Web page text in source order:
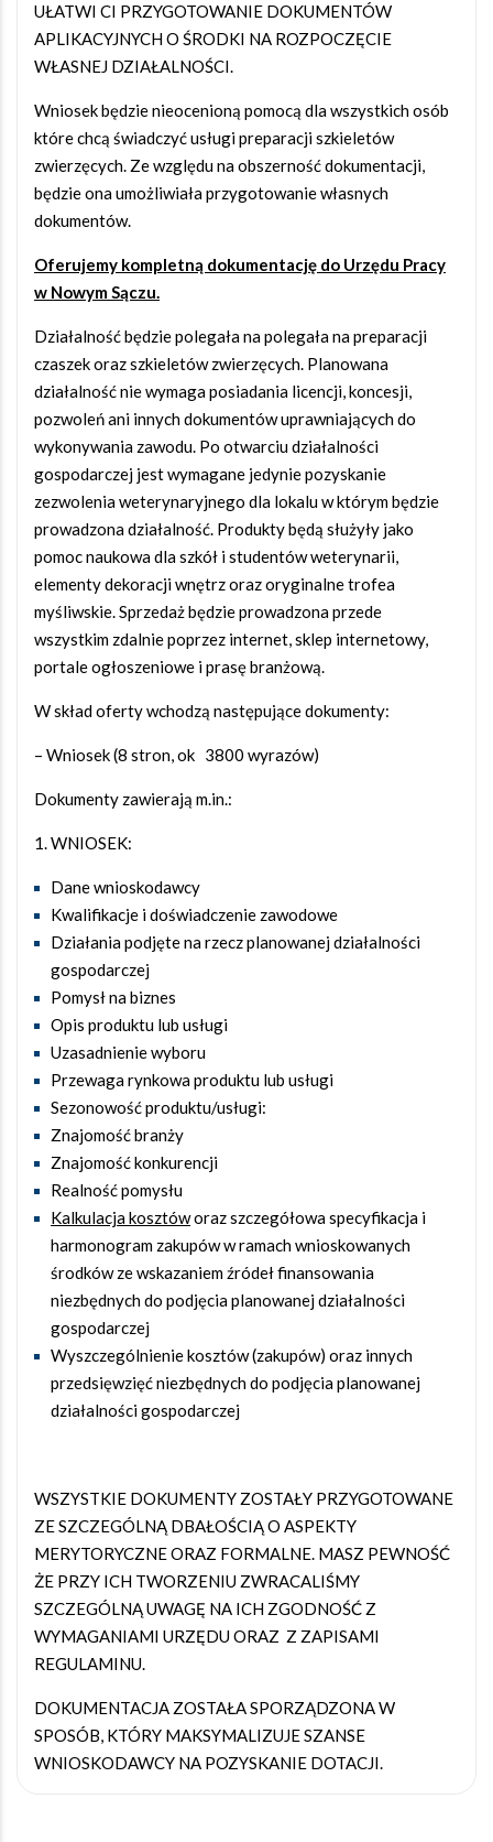
UŁATWI CI PRZYGOTOWANIE DOKUMENTÓW
APLIKACYJNYCH O ŚRODKI NA ROZPOCZĘCIE
WŁASNEJ DZIAŁALNOŚCI.
Wniosek będzie nieocenioną pomocą dla wszystkich osób
które chcą świadczyć usługi preparacji szkieletów
zwierzęcych. Ze względu na obszerność dokumentacji,
będzie ona umożliwiała przygotowanie własnych
dokumentów.
Oferujemy kompletną dokumentację do Urzędu Pracy
w Nowym Sączu.
Działalność będzie polegała na polegała na preparacji
czaszek oraz szkieletów zwierzęcych. Planowana
działalność nie wymaga posiadania licencji, koncesji,
pozwoleń ani innych dokumentów uprawniających do
wykonywania zawodu. Po otwarciu działalności
gospodarczej jest wymagane jedynie pozyskanie
zezwolenia weterynaryjnego dla lokalu w którym będzie
prowadzona działalność. Produkty będą służyły jako
pomoc naukowa dla szkół i studentów weterynarii,
elementy dekoracji wnętrz oraz oryginalne trofea
myśliwskie. Sprzedaż będzie prowadzona przede
wszystkim zdalnie poprzez internet, sklep internetowy,
portale ogłoszeniowe i prasę branżową.
W skład oferty wchodzą następujące dokumenty:
– Wniosek (8 stron, ok 3800 wyrazów)
Dokumenty zawierają m.in.:
WNIOSEK:
Dane wnioskodawcy
Kwalifikacje i doświadczenie zawodowe
Działania podjęte na rzecz planowanej działalności
gospodarczej
Pomysł na biznes
Opis produktu lub usługi
Uzasadnienie wyboru
Przewaga rynkowa produktu lub usługi
Sezonowość produktu/usługi:
Znajomość branży
Znajomość konkurencji
Realność pomysłu
Kalkulacja kosztóworaz szczegółowa specyfikacja i
harmonogram zakupów w ramach wnioskowanych
środków ze wskazaniem źródeł finansowania
niezbędnych do podjęcia planowanej działalności
gospodarczej
Wyszczególnienie kosztów (zakupów) oraz innych
przedsięwzięć niezbędnych do podjęcia planowanej
działalności gospodarczej
WSZYSTKIE DOKUMENTY ZOSTAŁY PRZYGOTOWANE
ZE SZCZEGÓLNĄ DBAŁOŚCIĄ O ASPEKTY
MERYTORYCZNE ORAZ FORMALNE. MASZ PEWNOŚĆ
ŻE PRZY ICH TWORZENIU ZWRACALIŚMY
SZCZEGÓLNĄ UWAGĘ NA ICH ZGODNOŚĆ Z
WYMAGANIAMI URZĘDU ORAZ Z ZAPISAMI
REGULAMINU.
DOKUMENTACJA ZOSTAŁA SPORZĄDZONA W
SPOSÓB, KTÓRY MAKSYMALIZUJE SZANSE
WNIOSKODAWCY NA POZYSKANIE DOTACJI.